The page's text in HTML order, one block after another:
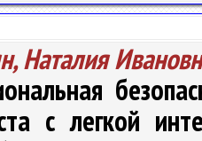
Наталия
с легкой